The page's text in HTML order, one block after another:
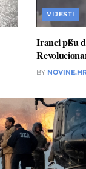
VIJESTI
Iranci pišu
BY